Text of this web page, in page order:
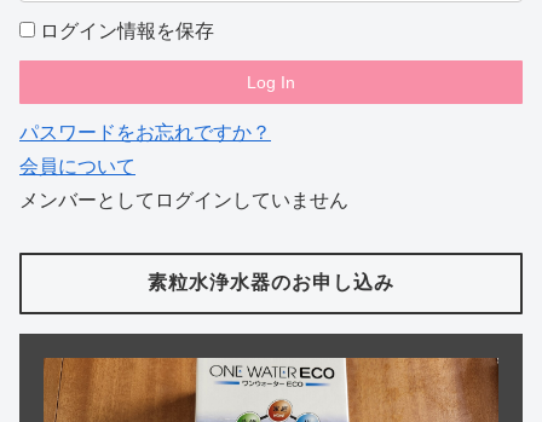
ログイン情報を保存
パスワードをお忘れですか？
会員について
メンバーとしてログインしていません
素粒水浄水器のお申し込み